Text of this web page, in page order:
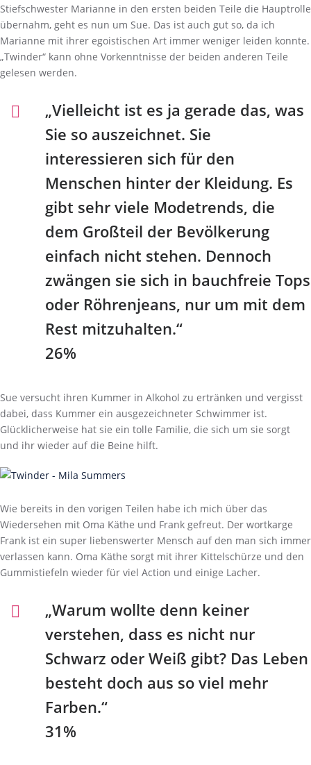
Stiefschwester Marianne in den ersten beiden Teile die Hauptrolle
übernahm, geht es nun um Sue. Das ist auch gut so, da ich
Marianne mit ihrer egoistischen Art immer weniger leiden konnte.
„Twinder“ kann ohne Vorkenntnisse der beiden anderen Teile
gelesen werden.
„Vielleicht ist es ja gerade das, was
Sie so auszeichnet. Sie
interessieren sich für den
Menschen hinter der Kleidung. Es
gibt sehr viele Modetrends, die
dem Großteil der Bevölkerung
einfach nicht stehen. Dennoch
zwängen sie sich in bauchfreie Tops
oder Röhrenjeans, nur um mit dem
Rest mitzuhalten.“
26%
Sue versucht ihren Kummer in Alkohol zu ertränken und vergisst
dabei, dass Kummer ein ausgezeichneter Schwimmer ist.
Glücklicherweise hat sie ein tolle Familie, die sich um sie sorgt
und ihr wieder auf die Beine hilft.
Wie bereits in den vorigen Teilen habe ich mich über das
Wiedersehen mit Oma Käthe und Frank gefreut. Der wortkarge
Frank ist ein super liebenswerter Mensch auf den man sich immer
verlassen kann. Oma Käthe sorgt mit ihrer Kittelschürze und den
Gummistiefeln wieder für viel Action und einige Lacher.
„Warum wollte denn keiner
verstehen, dass es nicht nur
Schwarz oder Weiß gibt? Das Leben
besteht doch aus so viel mehr
Farben.“
31%